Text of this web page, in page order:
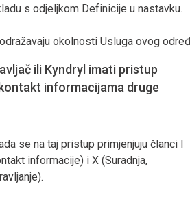
s odjeljkom Definicije u nastavku.
okolnosti Usluga ovog
ili Kyndryl imati pristup
informacijama druge
se na taj pristup primjenjuju članci I
informacije) i X (Suradnja,